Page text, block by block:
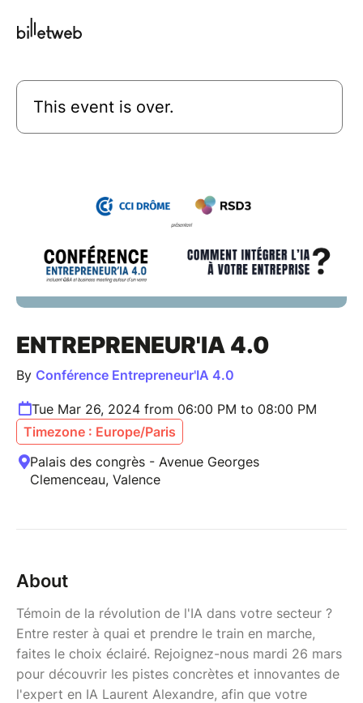
This event is over.
ENTREPRENEUR'IA 4.0
By Conférence Entrepreneur'IA 4.0
Tue Mar 26, 2024 from 06:00 PM to 08:00 PM
Timezone : Europe/Paris
Palais des congrès - Avenue Georges
Clemenceau, Valence
About
Témoin de la révolution de l'IA dans votre secteur ?
Entre rester à quai et prendre le train en marche,
faites le choix éclairé. Rejoignez-nous mardi 26 mars
pour découvrir les pistes concrètes et innovantes de
l'expert en IA Laurent Alexandre, afin que votre